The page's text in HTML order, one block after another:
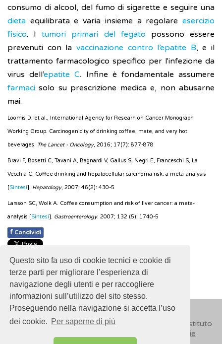
Questo sito fa uso di cookie tecnici e cookie di
terze parti per migliorare l’esperienza di
navigazione degli utenti e per raccogliere
informazioni sull’utilizzo del sito stesso.
Proseguendo nella navigazione si accetta l’uso
dei cookie. Per saperne di più
consumo di alcool, del fumo di sigarette e seguire una
dieta equilibrata e varia insieme a regolare esercizio
fisico. Itumori primari del fegato possono essere
prevenuti con la vaccinazione contro l’epatite B, e il
trattamento farmacologico specifico per l'infezione da
virus dell’epatite C. Infine è fondamentale assumere
farmaci solo su prescrizione medica e, non abusarne
mai.
Loomis D. et al., International Agency for Researh on Cancer Monograph
Working Group. Carcinogenicity of drinking coffee, mate, and very hot
beverages. The Lancet - Oncology, 2016; 17(7): 877-878
Bravi F, Bosetti C, Tavani A, Bagnardi V, Gallus S, Negri E, Franceschi S, La
Vecchia C. Coffee drinking and hepatocellular carcinoma risk: a meta-analysis
[Sintesi]. Hepatology, 2007; 46(2): 430-5
Larsson SC, Wolk A. Coffee consumption and risk of liver cancer: a meta-
analysis [Sintesi]. Gastroenterology. 2007; 132 (5): 1740-5
f Condividi
Pubblicato: 13 Giugno 2019
- Ultimo aggiornamento: 30 Ottobre 2024
© 2018ISSalute - Sito sviluppato e gestito dall’Istituto
Cookie